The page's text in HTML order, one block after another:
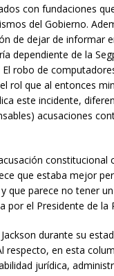
con fundaciones
del Gobierno.
de dejar de informar
dependiente de la
robo de
rol que al entonces
este incidente,
acusaciones
constitucional
que estaba mejor
que parece no tener
por el Presidente de la
durante su
respecto, en esta
jurídica,